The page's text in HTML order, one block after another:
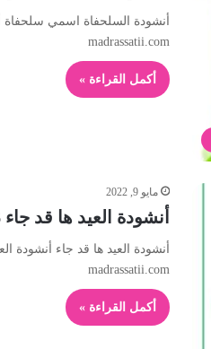
أنشودة السلحفاة اسمي سلحفاة
madrassatii.com
أكمل القراءة »
مايو 9, 2022
أنشودة العيد ها قد جاء 6 نماذج
madrassatii.com
أكمل القراءة »